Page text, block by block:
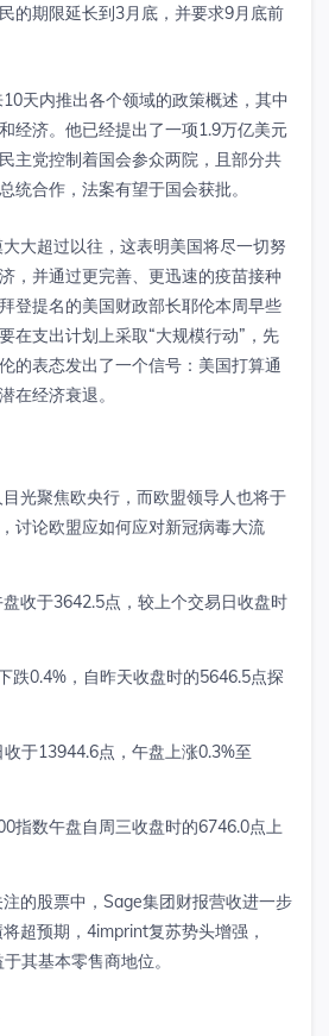
的期限延长到3月底，并要求9月底前
天内推出各个领域的政策概述，其中
经济。他已经提出了一项1.9万亿美元
主党控制着国会参众两院，且部分共
统合作，法案有望于国会获批。
大超过以往，这表明美国将尽一切努
，并通过更完善、更迅速的疫苗接种
登提名的美国财政部长耶伦本周早些
在支出计划上采取“大规模行动”，先
的表态发出了一个信号：美国打算通
在经济衰退。
光聚焦欧央行，而欧盟领导人也将于
讨论欧盟应如何应对新冠病毒大流
收于3642.5点，较上个交易日收盘时
跌0.4%，自昨天收盘时的5646.5点探
于13944.6点，午盘上涨0.3%至
指数午盘自周三收盘时的6746.0点上
的股票中，Sage集团财报营收进一步
超预期，4imprint复苏势头增强，
其基本零售商地位。